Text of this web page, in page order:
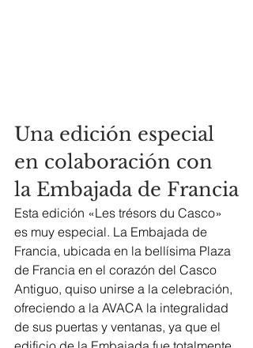
Una edición especial
en colaboración con
la Embajada de Francia
Esta edición «Les trésors du Casco»
es muy especial. La Embajada de
Francia, ubicada en la bellísima Plaza
de Francia en el corazón del Casco
Antiguo, quiso unirse a la celebración,
ofreciendo a la AVACA la integralidad
de sus puertas y ventanas, ya que el